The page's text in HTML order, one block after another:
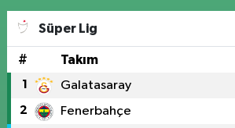
Süper Lig
# Takım
1 Galatasaray
2 Fenerbahçe